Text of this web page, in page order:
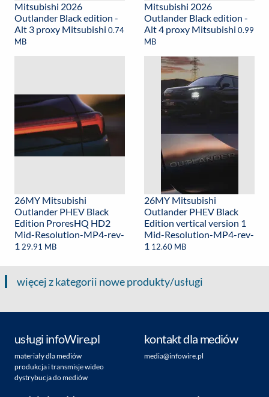
Mitsubishi 2026
Outlander Black edition -
Alt 3 proxy Mitsubishi 0.74
MB
Mitsubishi 2026
Outlander Black edition -
Alt 4 proxy Mitsubishi 0.99
MB
26MY Mitsubishi
Outlander PHEV Black
Edition ProresHQ HD2
Mid-Resolution-MP4-rev-
1 29.91 MB
26MY Mitsubishi
Outlander PHEV Black
Edition vertical version 1
Mid-Resolution-MP4-rev-
1 12.60 MB
więcej z kategorii nowe produkty/usługi
usługi infoWire.pl
materiały dla mediów
produkcja i transmisje wideo
dystrybucja do mediów
kontakt dla mediów
media@infowire.pl